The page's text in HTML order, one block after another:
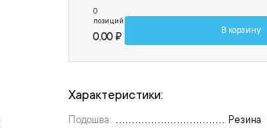
0
позиций
0,00 ₽
В корзину
Характеристики:
Подошва:
Резина